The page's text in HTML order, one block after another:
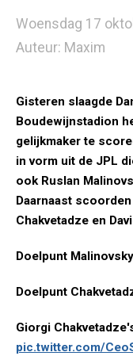
Woensdag 17
Auteur: Maxim
Gisteren slaagde
Boudewijnstadion
gelijkmaker te
in vorm uit de JPL
ook Ruslan
Daarnaast
Chakvetadze en
Doelpunt
Doelpunt
Giorgi
pic.twitter.com/